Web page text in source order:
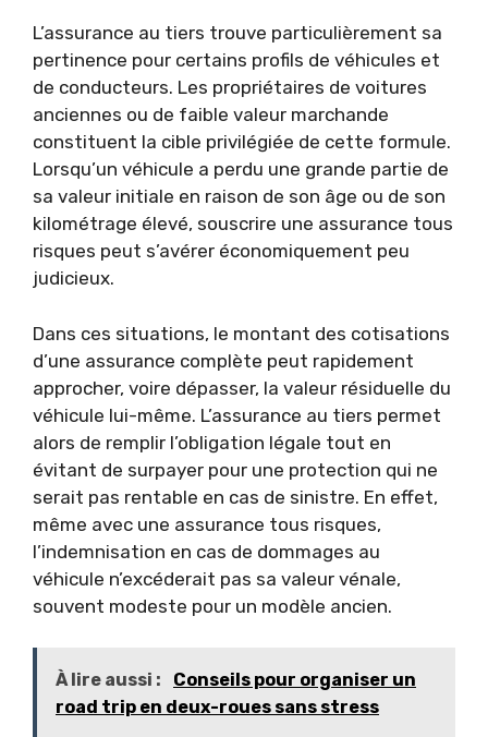
L’assurance au tiers trouve particulièrement sa
pertinence pour certains profils de véhicules et
de conducteurs. Les propriétaires de voitures
anciennes ou de faible valeur marchande
constituent la cible privilégiée de cette formule.
Lorsqu’un véhicule a perdu une grande partie de
sa valeur initiale en raison de son âge ou de son
kilométrage élevé, souscrire une assurance tous
risques peut s’avérer économiquement peu
judicieux.
Dans ces situations, le montant des cotisations
d’une assurance complète peut rapidement
approcher, voire dépasser, la valeur résiduelle du
véhicule lui-même. L’assurance au tiers permet
alors de remplir l’obligation légale tout en
évitant de surpayer pour une protection qui ne
serait pas rentable en cas de sinistre. En effet,
même avec une assurance tous risques,
l’indemnisation en cas de dommages au
véhicule n’excéderait pas sa valeur vénale,
souvent modeste pour un modèle ancien.
À lire aussi :
Conseils pour organiser un
road trip en deux-roues sans stress